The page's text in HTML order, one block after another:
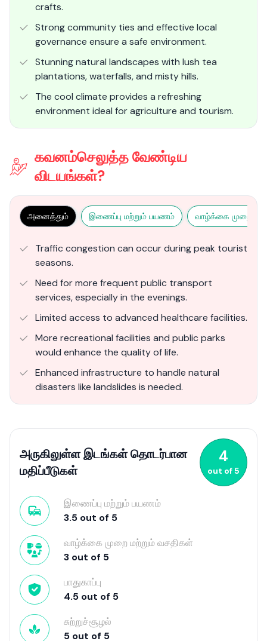
crafts.
Strong community ties and effective local
governance ensure a safe environment.
Stunning natural landscapes with lush tea
plantations, waterfalls, and misty hills.
The cool climate provides a refreshing
environment ideal for agriculture and tourism.
கவனம்செலுத்த வேண்டிய
விடயங்கள்?
அனைத்தும் இணைப்பு மற்றும் பயணம் வாழ்க்கை முறை
Traffic congestion can occur during peak tourist
seasons.
Need for more frequent public transport
services, especially in the evenings.
Limited access to advanced healthcare facilities.
More recreational facilities and public parks
would enhance the quality of life.
Enhanced infrastructure to handle natural
disasters like landslides is needed.
அருகிலுள்ள இடங்கள் தொடர்பான
மதிப்பீடுகள்
4
out of5
இணைப்பு மற்றும் பயணம்
3.5 out of 5
வாழ்க்கை முறை மற்றும் வசதிகள்
3 out of 5
பாதுகாப்பு
4.5 out of 5
சுற்றுச்சூழல்
5 out of 5